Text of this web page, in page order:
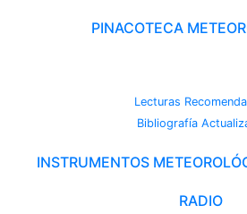
PINACOTECA
Lecturas
Bibliografía
INSTRUMENTOS
RADIO